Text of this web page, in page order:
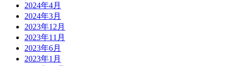
2024年4月
2024年3月
2023年12月
2023年11月
2023年6月
2023年1月